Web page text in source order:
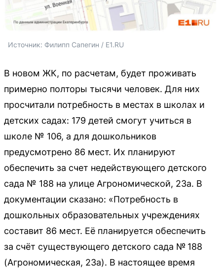
Источник: Филипп Сапегин / E1.RU
В новом ЖК, по расчетам, будет проживать
примерно полторы тысячи человек. Для них
просчитали потребность в местах в школах и
детских садах: 179 детей смогут учиться в
школе № 106, а для дошкольников
предусмотрено 86 мест. Их планируют
обеспечить за счет недействующего детского
сада № 188 на улице Агрономической, 23а. В
документации сказано: «Потребность в
дошкольных образовательных учреждениях
составит 86 мест. Её планируется обеспечить
за счёт существующего детского сада № 188
(Агрономическая, 23а). В настоящее время